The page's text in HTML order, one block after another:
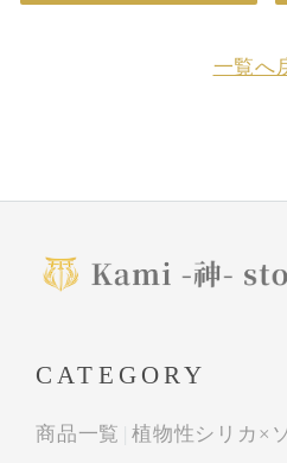
一覧へ
CATEGORY
商品一覧
植物性シリカ×